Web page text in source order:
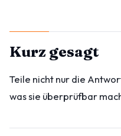
Kurz gesagt
Teile nicht nur die
was sie überprüfbar